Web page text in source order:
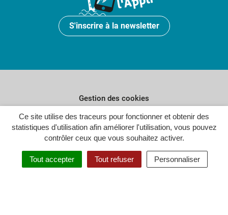
Ce site utilise des traceurs pour fonctionner et obtenir des
statistiques d'utilisation afin améliorer l'utilisation, vous pouvez
contrôler ceux que vous souhaitez activer.
Tout accepter Tout refuser Personnaliser
S'inscrire à la newsletter
Gestion des cookies
Plan du site
Politique de confidentialité
Crédits